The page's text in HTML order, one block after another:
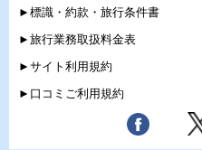
►標識・約款・旅行条件書
►旅行業務取扱料金表
►サイト利用規約
►口コミご利用規約